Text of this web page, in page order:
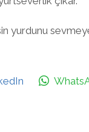
yurdunu